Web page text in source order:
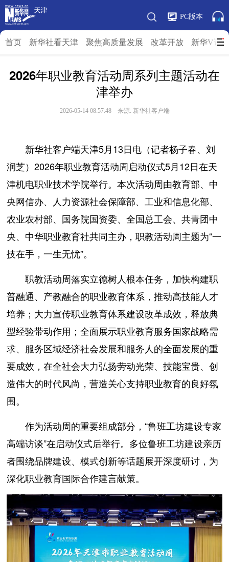
PC版本
首页 新华社看天津 聚焦高质量发展 改革开放 新华V访
2026年职业教育活动周系列主题活动在
津举办
2026-05-14 08:57:48 来源: 新华社客户端
新华社客户端天津5月13日电（记者杨子春、刘
润芝）2026年职业教育活动周启动仪式5月12日在天
津机电职业技术学院举行。本次活动周由教育部、中
央网信办、人力资源社会保障部、工业和信息化部、
农业农村部、国务院国资委、全国总工会、共青团中
央、中华职业教育社共同主办，职教活动周主题为“一
技在手，一生无忧”。
职教活动周落实立德树人根本任务，加快构建职
普融通、产教融合的职业教育体系，推动高技能人才
培养；大力宣传职业教育体系建设改革成效，释放典
型经验带动作用；全面展示职业教育服务国家战略需
求、服务区域经济社会发展和服务人的全面发展的重
要成效，在全社会大力弘扬劳动光荣、技能宝贵、创
造伟大的时代风尚，营造关心支持职业教育的良好氛
围。
作为活动周的重要组成部分，“鲁班工坊建设专家
高端访谈”在启动仪式后举行。多位鲁班工坊建设亲历
者围绕品牌建设、模式创新等话题展开深度研讨，为
深化职业教育国际合作建言献策。